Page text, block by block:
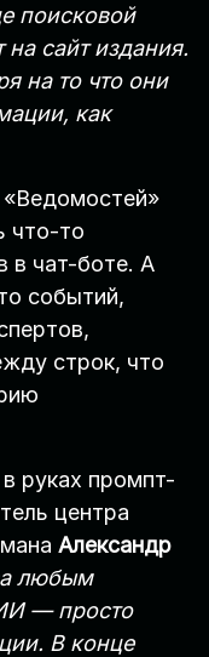
поисковой
на сайт издания.
на то что они
как
что-то
в чат-боте. А
событий,
строк, что
руках промпт-
центра
Александр
любым
— просто
В конце